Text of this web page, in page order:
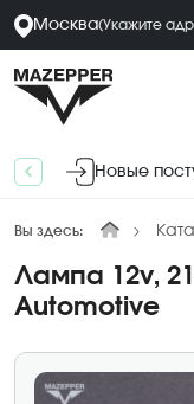
Москва(Укажите
Новые
Вы здесь:
Лампа 12v,
Automotive